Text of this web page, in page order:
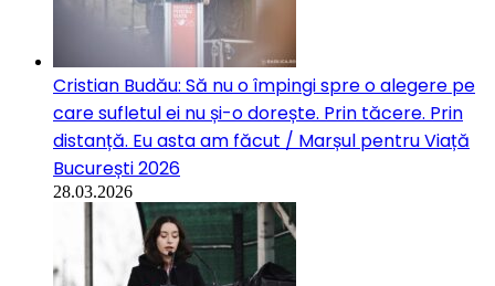
Cristian Budău: Să nu o împingi spre o alegere pe
care sufletul ei nu și-o dorește. Prin tăcere. Prin
distanță. Eu asta am făcut / Marșul pentru Viață
București 2026
28.03.2026